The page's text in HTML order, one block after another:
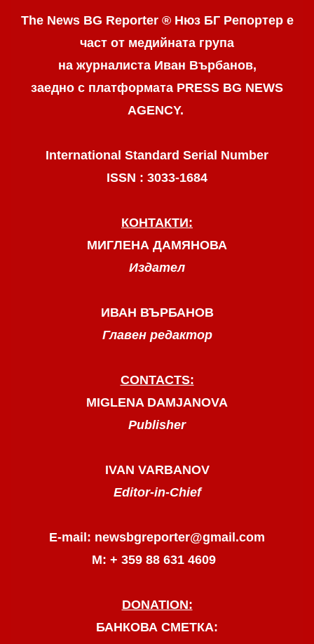
The News BG Reporter ® Нюз БГ Репортере
част от медийната група
на журналиста Иван Върбанов,
заедно с платформата PRESS BG NEWS
AGENCY.
International Standard Serial Number
ISSN : 3033-1684
КОНТАКТИ:
МИГЛЕНА ДАМЯНОВА
Издател
ИВАН ВЪРБАНОВ
Главен редактор
CONTACTS:
MIGLENA DAMJANOVA
Publisher
IVAN VARBANOV
Editor-in-Chief
E-mail: newsbgreporter@gmail.com
М: + 359 88 631 4609
DONATION:
БАНКОВА СМЕТКА: